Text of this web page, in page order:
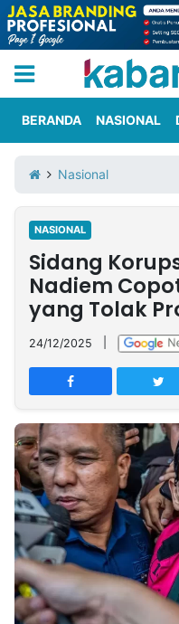
Iklan
Berita
Kami
Nasional
International
Olahraga
Entertainment
Daerah
Pariwisata
Kuliner
Kolom
Network
PT
TREETAN
INDONESIA
Partner
Insight
NTB
Suara
Time
Lens
IDN
Daily
Jogja
Jalan
Rakyat
Idealita
News
Kita
Notice
Dinamikapost.com
Radar
Baru
Seedbacklink
Follow
Kabarbaru
BERANDA NASIONAL
Nasional
NASIONAL
Sidang
Nadiem
yang Tolak
24/12/2025